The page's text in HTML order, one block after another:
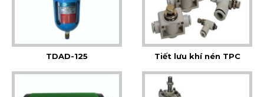
TDAD-125 Tiết lưu khí nén TPC